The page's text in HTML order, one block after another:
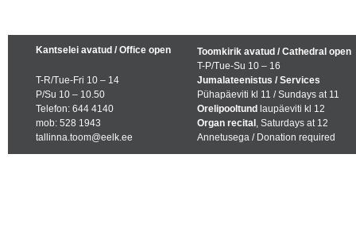
Kantselei avatud / Office open
T-R/Tue-Fri 10 – 14
P/Su 10 – 10.50
Telefon: 644 4140
mob: 528 1943
tallinna.toom@eelk.ee
Toomkirik avatud / Cathedral open
T-P/Tue-Su 10 – 16
Jumalateenistus / Services
Pühapäeviti kl 11 / Sundays at 11
Orelipooltund laupäeviti kl 12
Organ recital , Saturdays at 12
Annetusega / Donation required